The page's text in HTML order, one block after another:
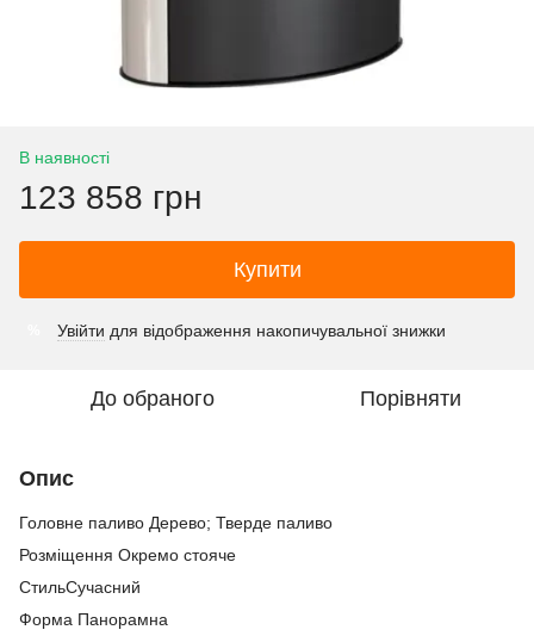
В наявності
123 858 грн
Купити
Увійти для відображення накопичувальної знижки
До обраного Порівняти
Опис
Головне паливо Дерево; Тверде паливо
Розміщення Окремо стояче
СтильCучасний
Форма Панорамна